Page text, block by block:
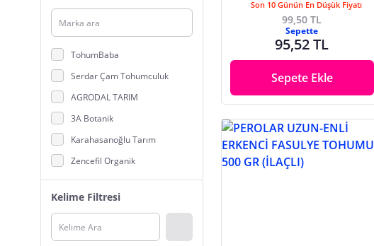
Kaktüs
Sukulent
TohumBaba
Serdar Çam Tohumculuk
AGRODAL TARIM
3A Botanik
Karahasanoğlu Tarım
Zencefil Organik
DEFNE TOHUMCULUK
Gürbüzler
TAZE7
Kelime Filtresi
Son 10 Günün En Düşük Fiyatı
99,50 TL
Sepette
95,52 TL
Sepete Ekle